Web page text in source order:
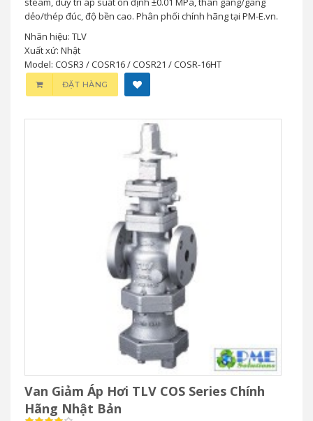
dẻo/thép đúc, độ bền cao. Phân phối chính hãng tại PM-E.vn.
Nhãn hiệu: TLV
Xuất xứ: Nhật
Model: COSR3 / COSR16 / COSR21 / COSR-16HT
ĐẶT HÀNG
Van Giảm Áp Hơi TLV COS Series Chính
Hãng Nhật Bản